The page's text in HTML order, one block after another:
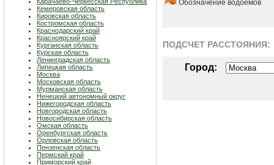
Кемеровская область
Кировская область
Костромская область
Краснодарский край
Красноярский край
Курганская область
Курская область
Ленинградская область
Липецкая область
Москва
Московская область
Мурманская область
Ненецкий автономный округ
Нижегородская область
Новгородская область
Новосибирская область
Омская область
Оренбургская область
Орловская область
Пензенская область
Пермский край
Приморский край
Обозначение водоемов
ПОДСЧЕТ РАСCТОЯНИЯ:
Город: